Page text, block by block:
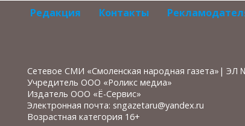
Редакция Контакты
Сетевое СМИ «Смоленская народная газета»|
Учредитель ООО «Роликс медиа»
Издатель ООО «Ё-Сервис»
Электронная почта: sngazetaru@yandex.ru
Возрастная категория 16+